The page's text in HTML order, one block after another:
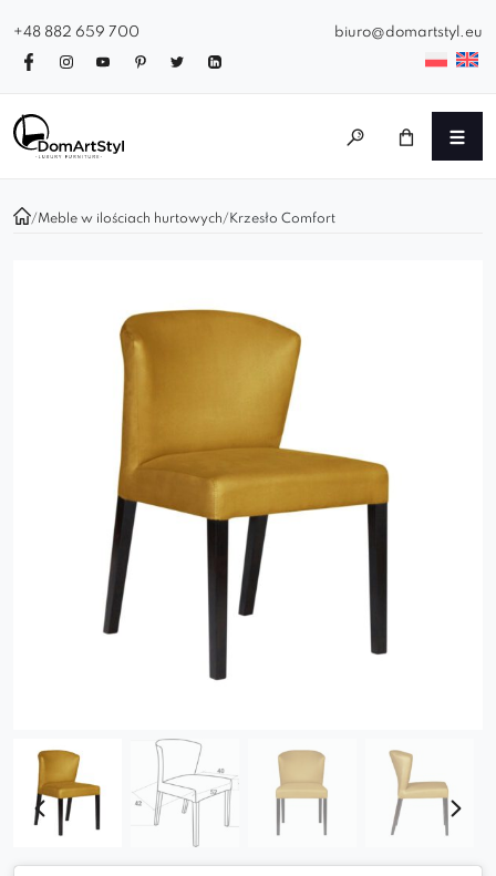
+48 882 659 700 biuro@domartstyl.eu
/Meble w ilościach hurtowych/ Krzesło Comfort